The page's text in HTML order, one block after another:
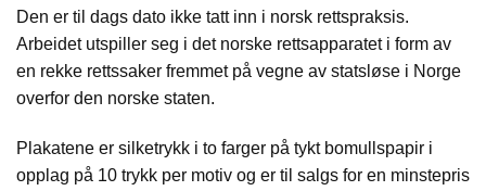
Den er til dags dato ikke tatt inn i norsk rettspraksis.
Arbeidet utspiller seg i det norske rettsapparatet i form av
en rekke rettssaker fremmet på vegne av statsløse i Norge
overfor den norske staten.
Plakatene er silketrykk i to farger på tykt bomullspapir i
opplag på 10 trykk per motiv og er til salgs for en minstepris